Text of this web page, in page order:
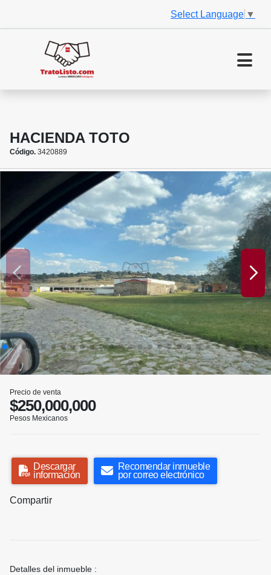
Select Language ▼
HACIENDA TOTO
Código. 3420889
Precio de venta
$250,000,000
Pesos Mexicanos
Descargar
información
Recomendar inmueble
por correo electrónico
Compartir
Detalles del inmueble :